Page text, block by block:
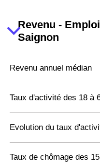
Revenu -
Saignon
Revenu annuel médian
Taux d'activité des 18 à
Evolution du taux
Taux de chômage des